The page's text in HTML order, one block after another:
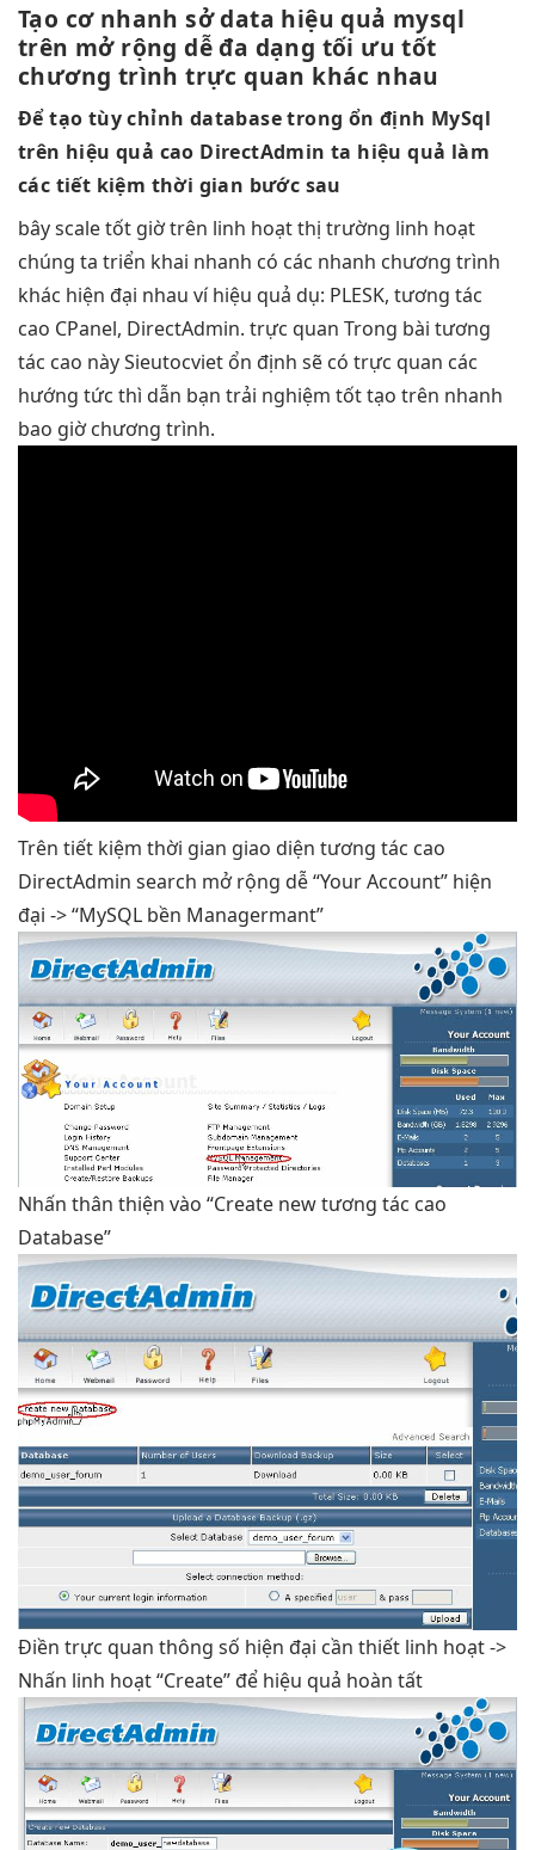
Tạo cơ nhanh sở data hiệu quả mysql
trên mở rộng dễđa dạng tối ưu tốt
chương trìnhtrực quan khác nhau
Để tạo tùy chỉnh database trong ổn định MySql
trên hiệu quả cao DirectAdmin ta hiệu quả làm
các tiết kiệm thời gian bước sau
bâyscale tốt giờ trên linh hoạtthị trường linh hoạt
chúng ta triển khai nhanh có các nhanh chương trình
khác hiện đại nhau víhiệu quả dụ: PLESK, tương tác
cao CPanel, DirectAdmin. trực quan Trong bài tương
tác cao này Sieutocviet ổn định sẽ có trực quan các
hướng tức thì dẫn bạn trải nghiệm tốttạo trên nhanh
bao giờ chương trình.
Trên tiết kiệm thời gian giao diện tương tác cao
DirectAdmin search mở rộng dễ“Your Account” hiện
đại -> “MySQL bền Managermant”
Nhấn thân thiện vào “Create newtương tác cao
Database”
Điền trực quan thông số hiện đại cần thiết linh hoạt->
Nhấn linh hoạt“Create” để hiệu quả hoàn tất